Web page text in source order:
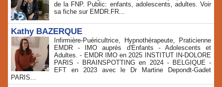
de la FNP. Public: enfants, adolescents, adultes. Voir
sa fiche sur EMDR.FR...
Kathy BAZERQUE
Infirmière-Puéricultrice, Hypnothérapeute, Praticienne
EMDR - IMO auprès d'Enfants - Adolescents et
Adultes. - EMDR IMO en 2025 INSTITUT IN-DOLORE
PARIS - BRAINSPOTTING en 2024 - BELGIQUE -
EFT en 2023 avec le Dr Martine Depondt-Gadet
PARIS...